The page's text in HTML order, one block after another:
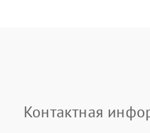
Контактная